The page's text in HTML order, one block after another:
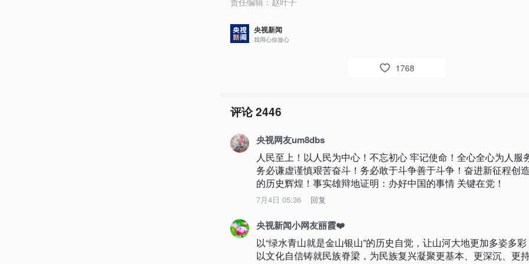
央视新闻
我用心你放心
1768
评论2446
央视网友um8dbs
人民至上！以人民为中心！不忘初心 牢记使命！全心全心为人服
务必谦虚谨慎艰苦奋斗！务必敢于斗争善于斗争！奋进新征程创
的历史辉煌！事实雄辩地证明：办好中国的事情 关键在党！
7月4日 05:36 回复
央视新闻小网友丽霞❤️
以“绿水青山就是金山银山”的历史自觉，让山河大地更加多姿多彩
以文化自信铸就民族脊梁，为民族复兴凝聚更基本、更深沉、更